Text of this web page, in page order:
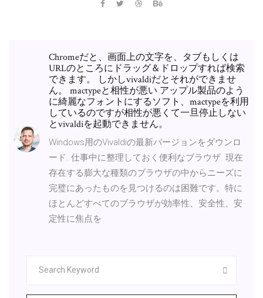
Chromeだと、画面上の文字を、タブもしくは
URLのところにドラッグ＆ドロップすれば検索
できます。 しかしvivaldiだとそれができませ
ん。 mactypeと相性が悪い アップル製品のよう
に綺麗なフォントにするソフト、mactypeを利用
しているのですが相性が悪くて一旦停止しない
とvivaldiを起動できません。
Windows用のVivaldiの最新バージョンをダウンロ
ード. 仕事中に整理しておく便利なブラウザ. 現在
存在する膨大な種類のブラウザの中からニーズに
完璧にあったものを見つけるのは困難です。特に
ほとんどすべてのブラウザが効率性、安全性、安
定性に焦点を